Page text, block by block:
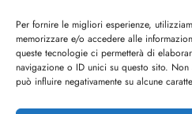
Per fornire le migliori esperienze,
memorizzare e/o accedere alle
queste tecnologie ci permetterà di
navigazione o ID unici su questo sito.
può influire negativamente su alcune